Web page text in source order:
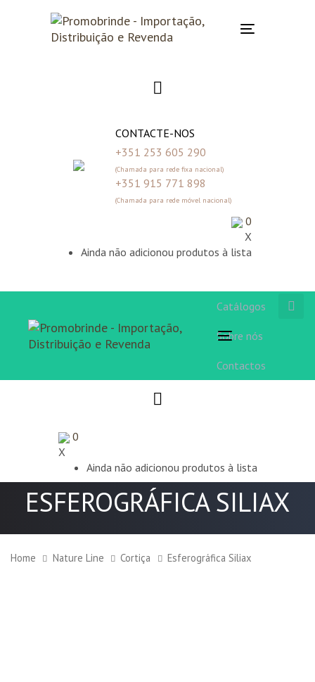
Toggle
CONTACTE-NOS
+351 253 605 290
(Chamada para rede fixa nacional)
+351 915 771 898
(Chamada para rede móvel nacional)
0
X
Ainda não adicionou produtos à lista
Toggle
Catálogos
Sobre nós
Contactos
0
X
Ainda não adicionou produtos à lista
ESFEROGRÁFICA SILIAX
Home Nature Line Cortiça Esferográfica Siliax